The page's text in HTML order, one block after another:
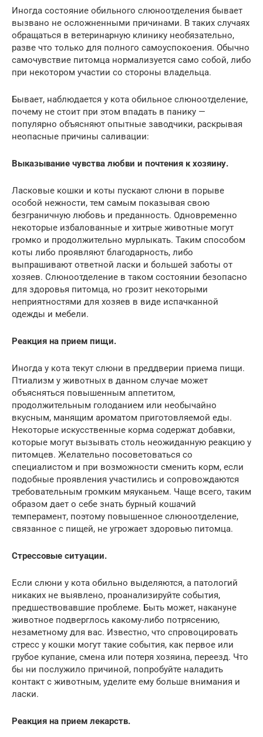
Иногда состояние обильного слюноотделения бывает
вызвано не осложненными причинами. В таких случаях
обращаться в ветеринарную клинику необязательно,
разве что только для полного самоуспокоения. Обычно
самочувствие питомца нормализуется само собой, либо
при некотором участии со стороны владельца.
Бывает, наблюдается у кота обильное слюноотделение,
почему не стоит при этом впадать в панику —
популярно объясняют опытные заводчики, раскрывая
неопасные причины саливации:
Выказывание чувства любви и почтения к хозяину.
Ласковые кошки и коты пускают слюни в порыве
особой нежности, тем самым показывая свою
безграничную любовь и преданность. Одновременно
некоторые избалованные и хитрые животные могут
громко и продолжительно мурлыкать. Таким способом
коты либо проявляют благодарность, либо
выпрашивают ответной ласки и большей заботы от
хозяев. Слюноотделение в таком состоянии безопасно
для здоровья питомца, но грозит некоторыми
неприятностями для хозяев в виде испачканной
одежды и мебели.
Реакция на прием пищи.
Иногда у кота текут слюни в преддверии приема пищи.
Птиализм у животных в данном случае может
объясняться повышенным аппетитом,
продолжительным голоданием или необычайно
вкусным, манящим ароматом приготовляемой еды.
Некоторые искусственные корма содержат добавки,
которые могут вызывать столь неожиданную реакцию у
питомцев. Желательно посоветоваться со
специалистом и при возможности сменить корм, если
подобные проявления участились и сопровождаются
требовательным громким мяуканьем. Чаще всего, таким
образом дает о себе знать бурный кошачий
темперамент, поэтому повышенное слюноотделение,
связанное с пищей, не угрожает здоровью питомца.
Стрессовые ситуации.
Если слюни у кота обильно выделяются, а патологий
никаких не выявлено, проанализируйте события,
предшествовавшие проблеме. Быть может, накануне
животное подверглось какому-либо потрясению,
незаметному для вас. Известно, что спровоцировать
стресс у кошки могут такие события, как первое или
грубое купание, смена или потеря хозяина, переезд. Что
бы ни послужило причиной, попробуйте наладить
контакт с животным, уделите ему больше внимания и
ласки.
Реакция на прием лекарств.